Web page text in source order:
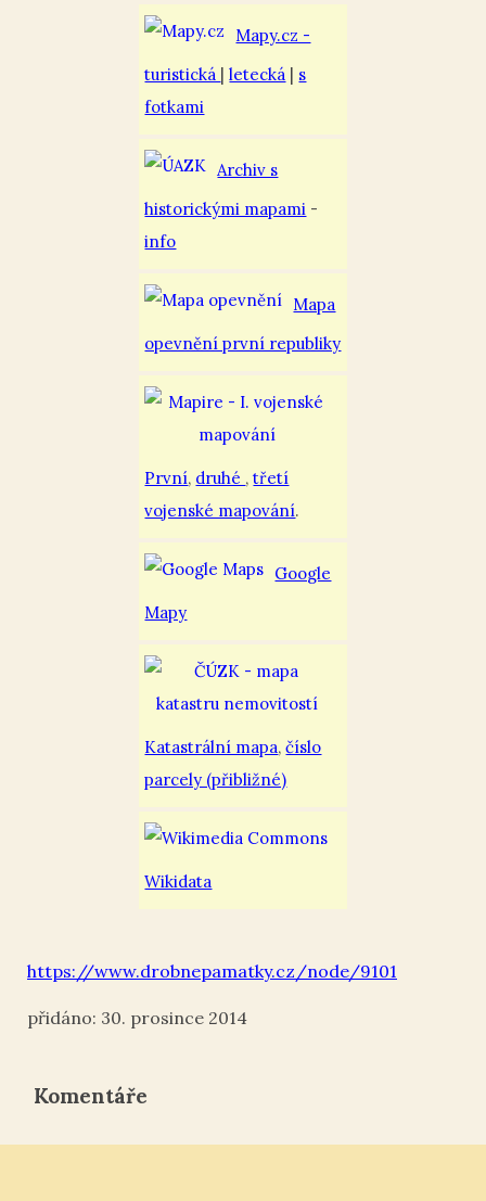
Mapy.cz -
turistická
|letecká
s
fotkami
Archiv s
historickými mapami -
info
Mapa
opevnění první republiky
První, druhé ,třetí
vojenské mapování.
Google
Mapy
Katastrální mapa,číslo
parcely (přibližné)
Wikidata
https://www.drobnepamatky.cz/node/9101
30. prosince 2014
Komentáře